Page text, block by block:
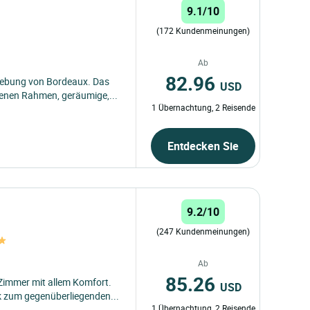
von Bordeaux. Das
Rahmen, geräumige,...
9.1/10
(172 Kundenmeinungen)
Ab
82.96 USD
1 Übernachtung, 2 Reisende
Entdecken Sie
mit allem Komfort.
gegenüberliegenden...
9.2/10
(247 Kundenmeinungen)
Ab
85.26 USD
1 Übernachtung, 2 Reisende